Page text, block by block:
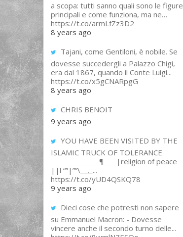
a scopa: tutti sanno quali sono le figure
principali e come funziona, ma ne…
https://t.co/armLfZz3D2
8 years ago
Tajani, come Gentiloni, è nobile. Se
dovesse succedergli a Palazzo Chigi,
era dal 1867, quando il Conte Luigi...
https://t.co/x5gCNARpgG
8 years ago
CHRIS BENOIT
9 years ago
YOU HAVE BEEN VISITED BY THE
ISLAMIC TRUCK OF TOLERANCE
______________¶___ |religion of peace
||l “”|””\__,_...
https://t.co/yUD4QSKQ78
9 years ago
Dieci cose che potresti non sapere
su Emmanuel Macron: - Dovesse
vincere anche il secondo turno delle...